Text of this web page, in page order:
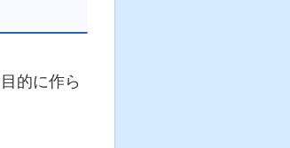
的に作ら